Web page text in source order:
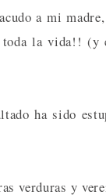
a mi
la vida!! (y
ha sido
verduras y